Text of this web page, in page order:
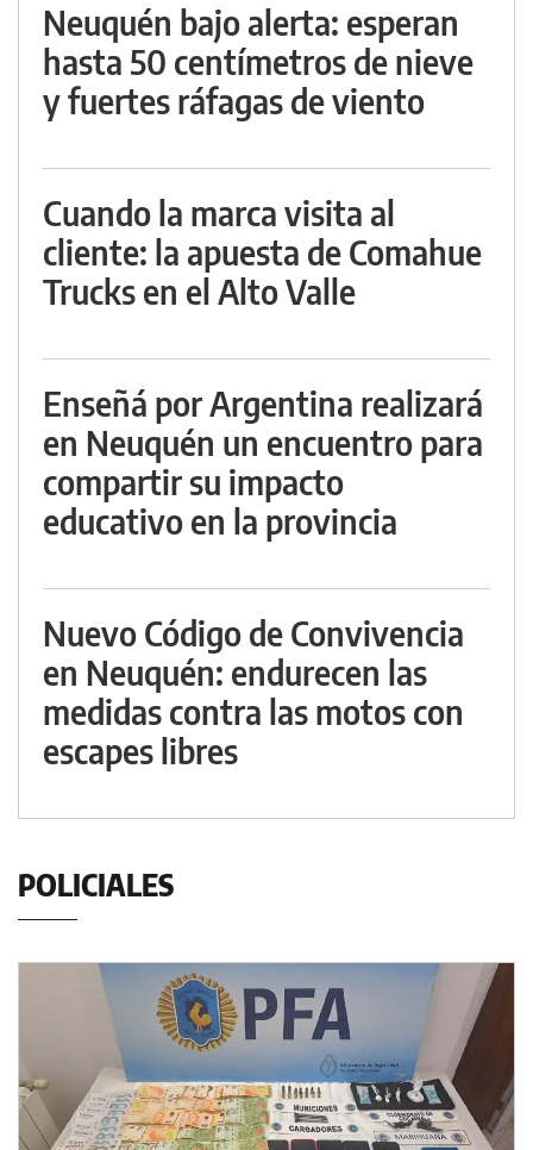
Neuquén bajo alerta: esperan
hasta 50 centímetros de nieve
y fuertes ráfagas de viento
Cuando la marca visita al
cliente: la apuesta de Comahue
Trucks en el Alto Valle
Enseñá por Argentina realizará
en Neuquén un encuentro para
compartir su impacto
educativo en la provincia
Nuevo Código de Convivencia
en Neuquén: endurecen las
medidas contra las motos con
escapes libres
POLICIALES